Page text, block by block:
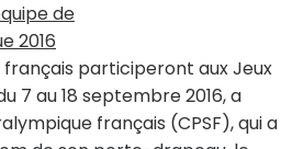
de
2016
participeront aux Jeux
7 au 18 septembre 2016, a
français (CPSF), qui a